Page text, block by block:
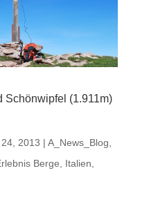
Schönwipfel (1.911m)
2013 | A_News_Blog
Berge Italien